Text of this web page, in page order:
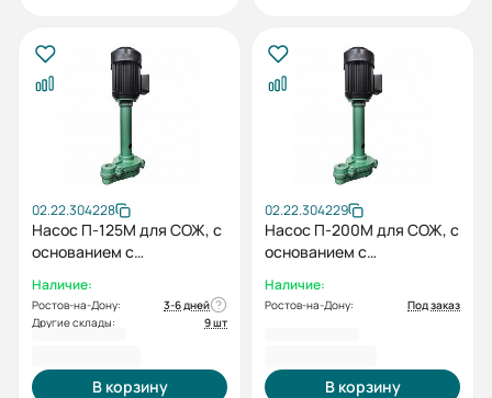
02.22.304228
Насос П-125М для СОЖ, с
основанием с
0,75/3000
Наличие:
Ростов-на-Дону:
3-6 дней
Другие склады:
9 шт
В корзину
02.22.304229
Насос П-200М для СОЖ, с
основанием с
0,75/3000
Наличие:
Ростов-на-Дону: Под заказ
В корзину